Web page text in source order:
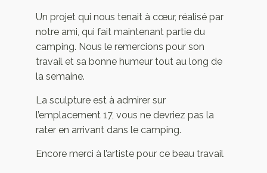
Un projet qui nous tenait à cœur, réalisé par
notre ami, qui fait maintenant partie du
camping. Nous le remercions pour son
travail et sa bonne humeur tout au long de
la semaine.
La sculpture est à admirer sur
l’emplacement 17, vous ne devriez pas la
rater en arrivant dans le camping.
Encore merci à l’artiste pour ce beau travail